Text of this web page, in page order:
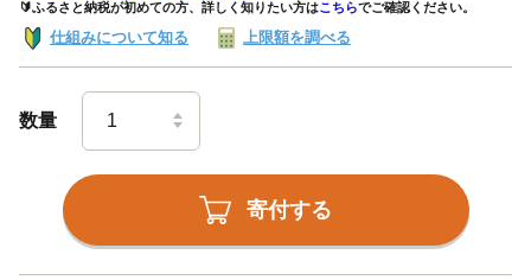
🔰ふるさと納税が初めての方、詳しく知りたい方はこちらでご確認ください。
仕組みについて知る 上限額を調べる
数量
寄付する